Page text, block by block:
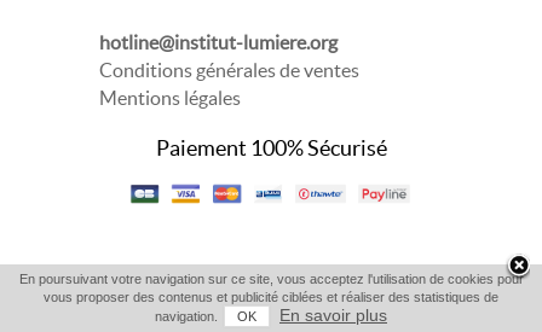
hotline@institut-lumiere.org
Conditions générales de ventes
Mentions légales
Paiement 100% Sécurisé
En poursuivant votre navigation sur ce site, vous acceptez l'utilisation de cookies pour
vous proposer des contenus et publicité ciblées et réaliser des statistiques de
navigation.
OK En savoir plus